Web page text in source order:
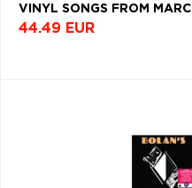
VINYL SONGS FROM MARC
44.49 EUR